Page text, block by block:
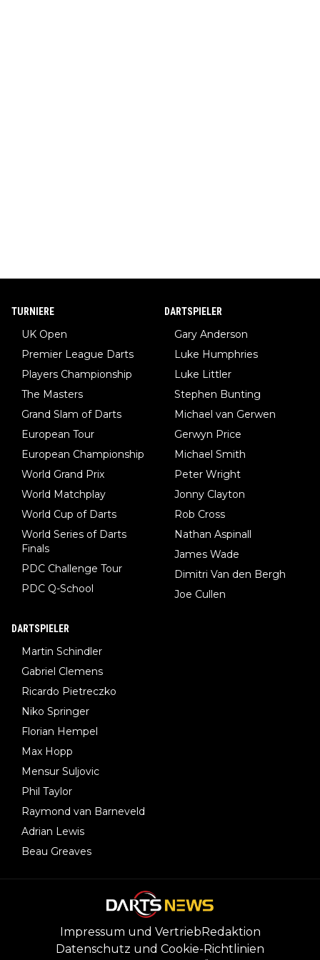
TURNIERE
UK Open
Premier League Darts
Players Championship
The Masters
Grand Slam of Darts
European Tour
European Championship
World Grand Prix
World Matchplay
World Cup of Darts
World Series of Darts
Finals
PDC Challenge Tour
PDC Q-School
DARTSPIELER
Gary Anderson
Luke Humphries
Luke Littler
Stephen Bunting
Michael van Gerwen
Gerwyn Price
Michael Smith
Peter Wright
Jonny Clayton
Rob Cross
Nathan Aspinall
James Wade
Dimitri Van den Bergh
Joe Cullen
DARTSPIELER
Martin Schindler
Gabriel Clemens
Ricardo Pietreczko
Niko Springer
Florian Hempel
Max Hopp
Mensur Suljovic
Phil Taylor
Raymond van Barneveld
Adrian Lewis
Beau Greaves
Impressum und VertriebRedaktion
Datenschutz und Cookie-Richtlinien